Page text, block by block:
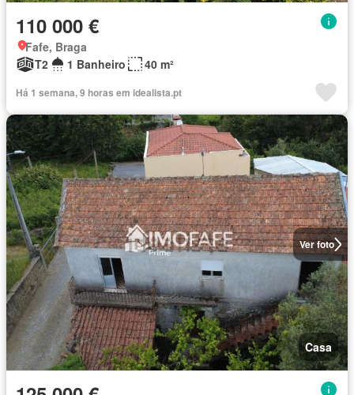
110 000 €
Fafe, Braga
T2
1 Banheiro 40 m²
Há 1 semana, 9 horas em idealista.pt
Ver foto
Casa